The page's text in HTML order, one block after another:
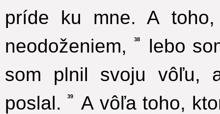
príde ku mne. A
neodoženiem,
38
lebo
som plnil svoju vôľu,
poslal.
39
A vôľa toho,